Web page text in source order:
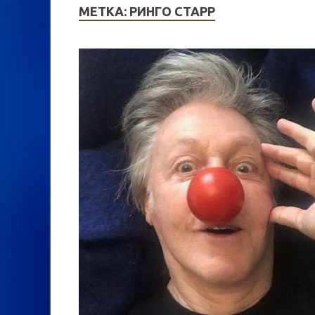
МЕТКА: РИНГО СТАРР